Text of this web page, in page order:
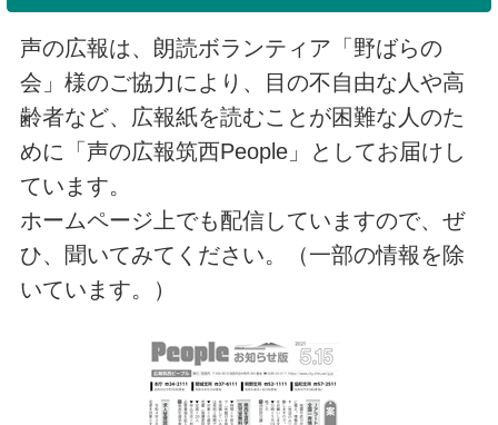
声の広報は、朗読ボランティア「野ばらの
会」様のご協力により、目の不自由な人や高
齢者など、広報紙を読むことが困難な人のた
めに「声の広報筑西People」としてお届けし
ています。
ホームページ上でも配信していますので、ぜ
ひ、聞いてみてください。（一部の情報を除
いています。）